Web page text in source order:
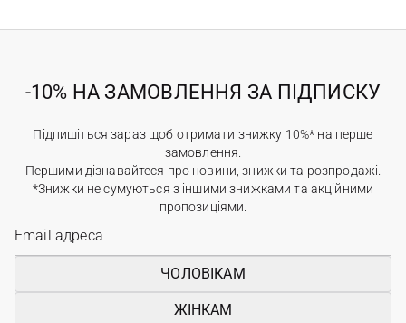
-10% НА ЗАМОВЛЕННЯ ЗА ПІДПИСКУ
Підпишіться зараз щоб отримати знижку 10%* на перше
замовлення.
Першими дізнавайтеся про новини, знижки та розпродажі.
*Знижки не сумуються з іншими знижками та акційними
пропозиціями.
ЧОЛОВІКАМ
ЖІНКАМ